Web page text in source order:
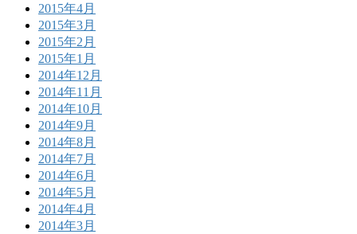
2015年4月
2015年3月
2015年2月
2015年1月
2014年12月
2014年11月
2014年10月
2014年9月
2014年8月
2014年7月
2014年6月
2014年5月
2014年4月
2014年3月